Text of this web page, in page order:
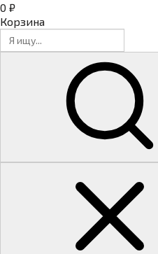
0 ₽
Корзина